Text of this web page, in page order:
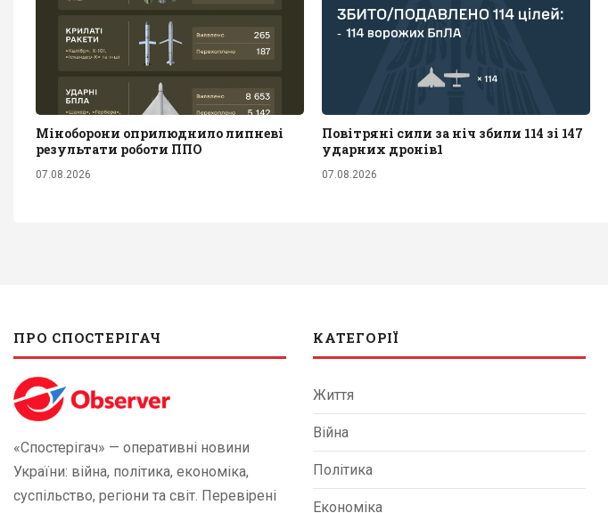
Міноборони оприлюднило липневі
результати роботи ППО
07.08.2026
Повітряні сили за ніч збили 114 зі 147
ударних дронів1
07.08.2026
ПРО СПОСТЕРІГАЧ
«Спостерігач» — оперативні новини
України: війна, політика, економіка,
суспільство, регіони та світ. Перевірені
КАТЕГОРІЇ
Життя
Війна
Політика
Економіка